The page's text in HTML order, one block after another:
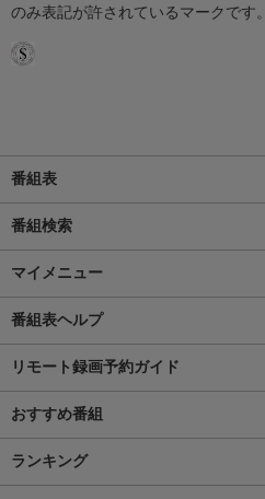
のみ表記が許されているマークです。
番組表
番組検索
マイメニュー
番組表ヘルプ
リモート録画予約ガイド
おすすめ番組
ランキング